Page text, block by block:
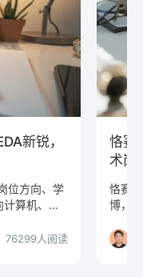
/健康
品牌公关
.NET工程师
数据分析
嵌入式
外贸
销售
媒体
清华大学
对外经贸大学
大学
南京大学
大学
暨南大学
文化/传媒
房地产
新锐，
位方向、学
算机、微
76299人阅读
恪赛
术岗
恪赛
博，
帮你